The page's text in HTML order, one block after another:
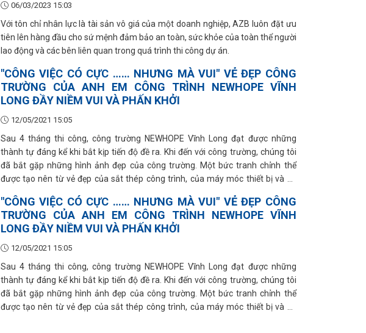
06/03/2023 15:03
Với tôn chỉ nhân lực là tài sản vô giá của một doanh nghiệp, AZB luôn đặt ưu
tiên lên hàng đầu cho sứ mệnh đảm bảo an toàn, sức khỏe của toàn thể người
lao động và các bên liên quan trong quá trình thi công dự án.
"CÔNG VIỆC CÓ CỰC …… NHƯNG MÀ VUI" VẺ ĐẸP CÔNG
TRƯỜNG CỦA ANH EM CÔNG TRÌNH NEWHOPE VĨNH
LONG ĐẦY NIỀM VUI VÀ PHẤN KHỞI
12/05/2021 15:05
Sau 4 tháng thi công, công trường NEWHOPE Vĩnh Long đạt được những
thành tự đáng kể khi bắt kịp tiến độ đề ra. Khi đến với công trường, chúng tôi
đã bắt gặp những hình ảnh đẹp của công trường. Một bức tranh chỉnh thể
được tạo nên từ vẻ đẹp của sắt thép công trình, của máy móc thiết bị và cả
"CÔNG VIỆC CÓ CỰC …… NHƯNG MÀ VUI" VẺ ĐẸP CÔNG
TRƯỜNG CỦA ANH EM CÔNG TRÌNH NEWHOPE VĨNH
LONG ĐẦY NIỀM VUI VÀ PHẤN KHỞI
12/05/2021 15:05
Sau 4 tháng thi công, công trường NEWHOPE Vĩnh Long đạt được những
thành tự đáng kể khi bắt kịp tiến độ đề ra. Khi đến với công trường, chúng tôi
đã bắt gặp những hình ảnh đẹp của công trường. Một bức tranh chỉnh thể
được tạo nên từ vẻ đẹp của sắt thép công trình, của máy móc thiết bị và cả